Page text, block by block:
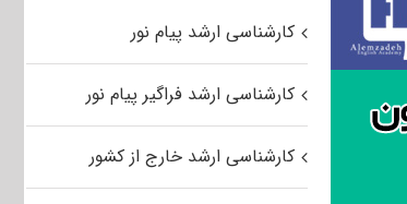
کارشناسی ارشد پیام نور
کارشناسی ارشد فراگیر پیام نور
کارشناسی ارشد خارج از کشور